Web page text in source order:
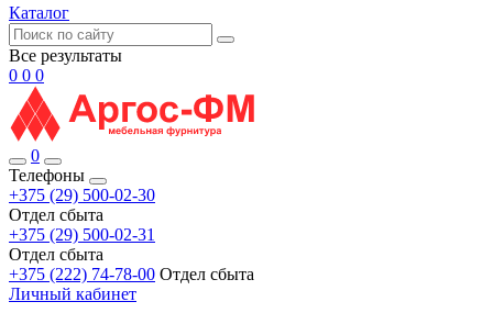
Каталог
Все результаты
0 0 0
0
Телефоны
+375 (29) 500-02-30
Отдел сбыта
+375 (29) 500-02-31
Отдел сбыта
+375 (222) 74-78-00 Отдел сбыта
Личный кабинет